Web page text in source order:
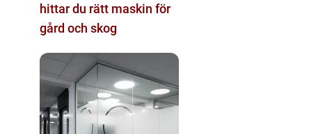
hittar du rätt maskin för
gård och skog